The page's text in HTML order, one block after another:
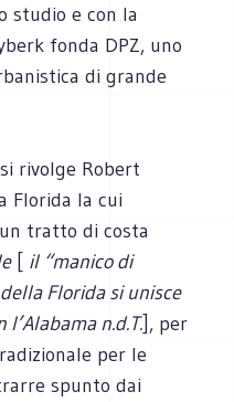
studio e con la
fonda DPZ, uno
di grande
rivolge Robert
Florida la cui
tratto di costa
[ il “manico di
Florida si unisce
n.d.T.], per
per le
spunto dai